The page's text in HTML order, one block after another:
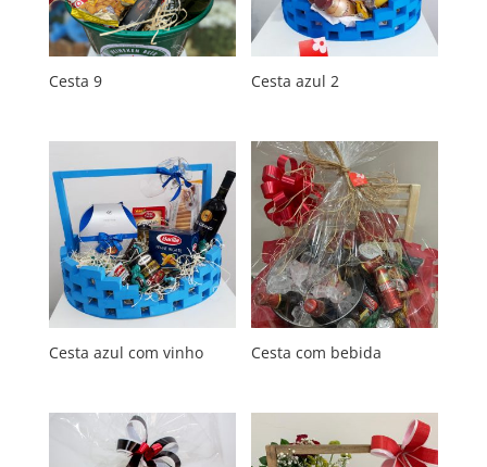
Cesta 9 Cesta azul 2
Cesta azul com vinho Cesta com bebida